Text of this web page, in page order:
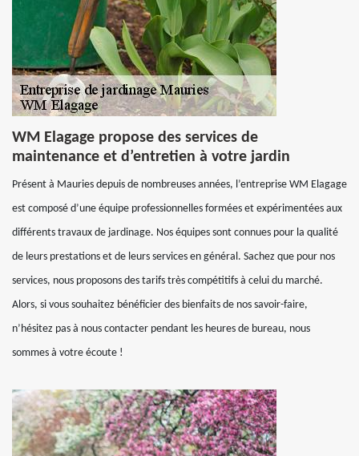
WM Elagage propose des services de
maintenance et d’entretien à votre jardin
Présent à Mauries depuis de nombreuses années, l’entreprise WM Elagage
est composé d’une équipe professionnelles formées et expérimentées aux
différents travaux de jardinage. Nos équipes sont connues pour la qualité
de leurs prestations et de leurs services en général. Sachez que pour nos
services, nous proposons des tarifs très compétitifs à celui du marché.
Alors, si vous souhaitez bénéficier des bienfaits de nos savoir-faire,
n’hésitez pas à nous contacter pendant les heures de bureau, nous
sommes à votre écoute !